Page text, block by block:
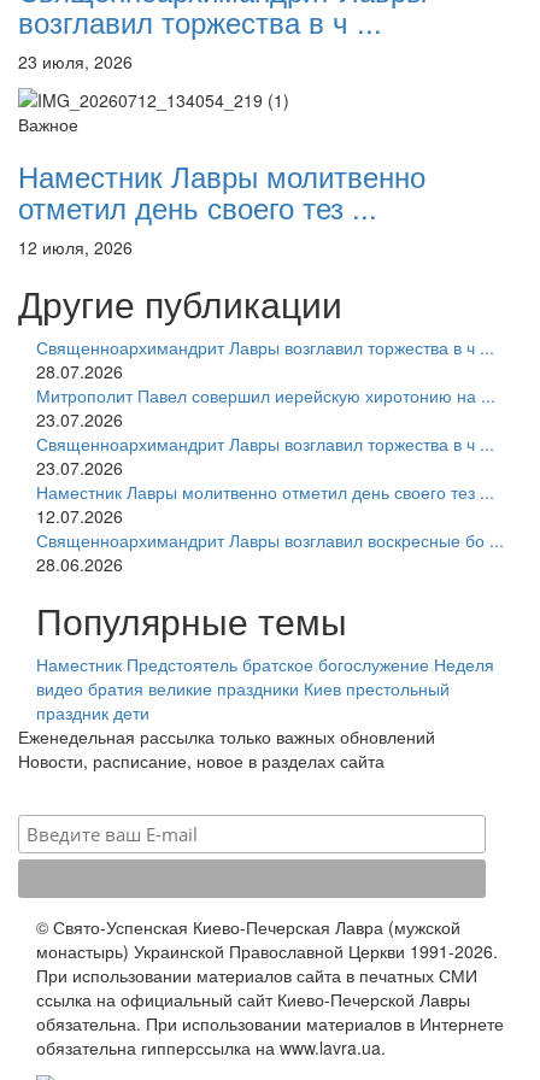
возглавил торжества в ч ...
23 июля, 2026
Важное
Наместник Лавры молитвенно
отметил день своего тез ...
12 июля, 2026
Другие публикации
Священноархимандрит Лавры возглавил торжества в ч ...
28.07.2026
Митрополит Павел совершил иерейскую хиротонию на ...
23.07.2026
Священноархимандрит Лавры возглавил торжества в ч ...
23.07.2026
Наместник Лавры молитвенно отметил день своего тез ...
12.07.2026
Священноархимандрит Лавры возглавил воскресные бо ...
28.06.2026
Популярные темы
Наместник Предстоятель братское богослужение Неделя
видео братия великие праздники Киев престольный
праздник дети
Еженедельная рассылка только важных обновлений
Новости, расписание, новое в разделах сайта
© Свято-Успенская Киево-Печерская Лавра (мужской
монастырь) Украинской Православной Церкви 1991-2026.
При использовании материалов сайта в печатных СМИ
ссылка на официальный сайт Киево-Печерской Лавры
обязательна. При использовании материалов в Интернете
обязательна гипперссылка на www.lavra.ua.